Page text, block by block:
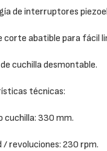
de interruptores
corte abatible para fácil
cuchilla desmontable.
técnicas:
cuchilla: 330 mm.
/ revoluciones: 230 rpm.